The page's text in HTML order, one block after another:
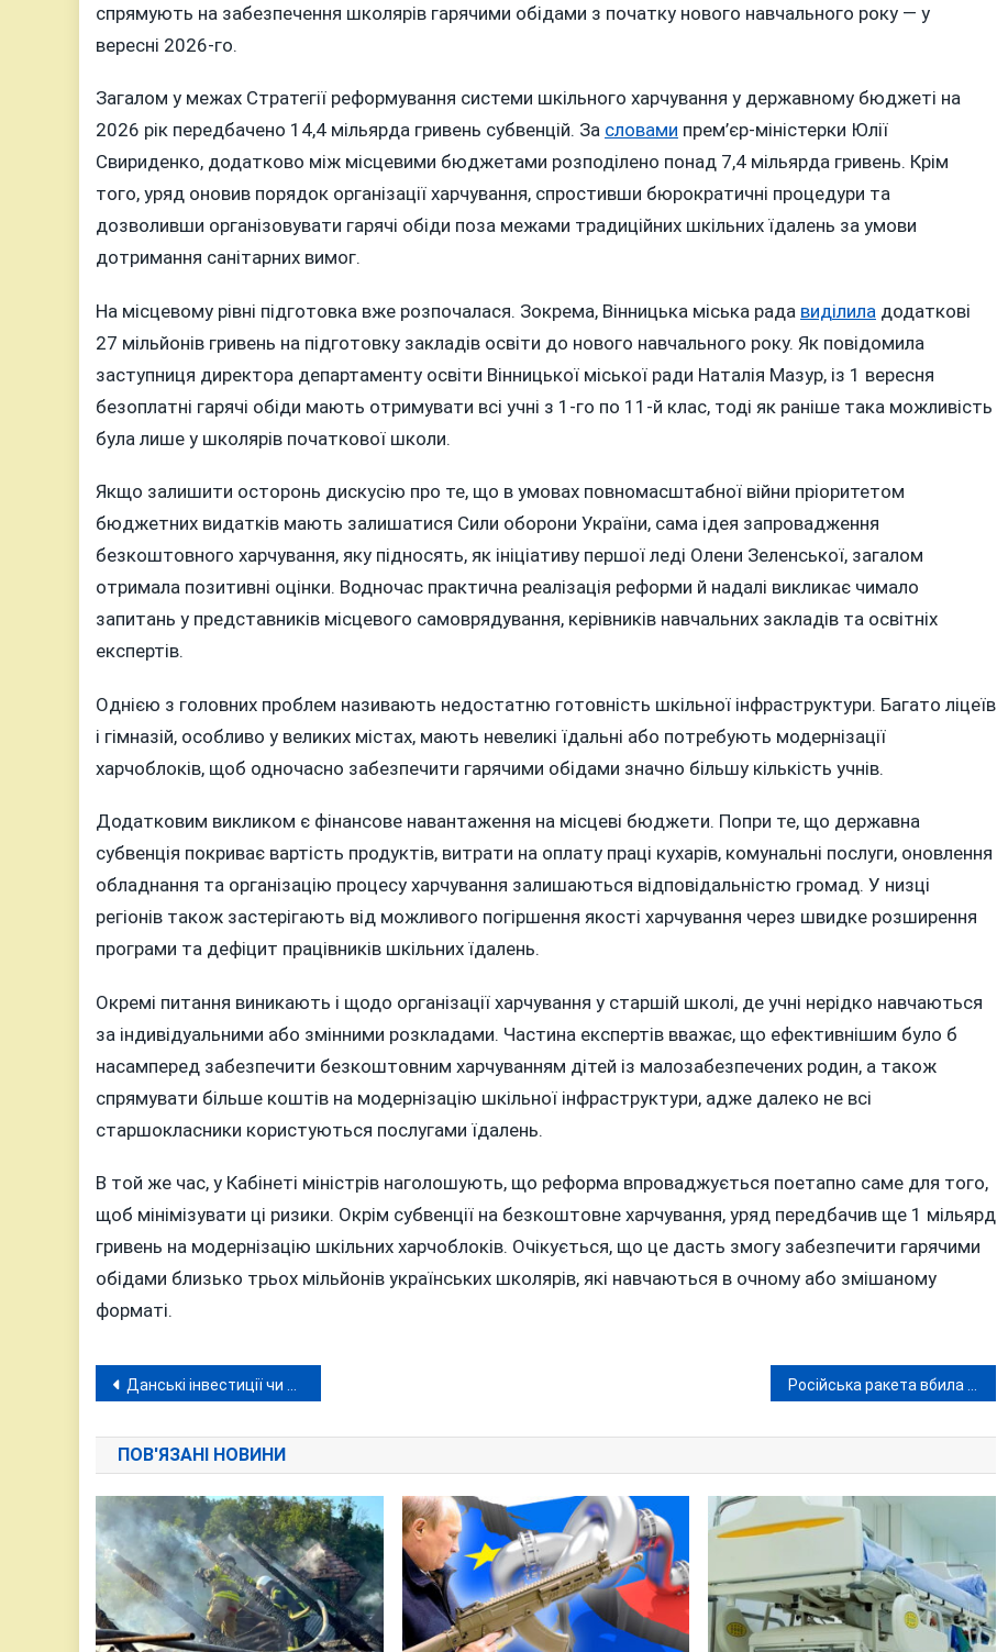
Обійдуться
У
364
спрямують на забезпечення школярів гарячими обідами з початку нового навчального року — у
вересні 2026-го.
Загалом у межах Стратегії реформування системи шкільного харчування у державному бюджеті на
2026 рік передбачено 14,4 мільярда гривень субвенцій. За словами прем’єр-міністерки Юлії
Свириденко, додатково між місцевими бюджетами розподілено понад 7,4 мільярда гривень. Крім
того, уряд оновив порядок організації харчування, спростивши бюрократичні процедури та
дозволивши організовувати гарячі обіди поза межами традиційних шкільних їдалень за умови
дотримання санітарних вимог.
На місцевому рівні підготовка вже розпочалася. Зокрема, Вінницька міська рада виділила додаткові
27 мільйонів гривень на підготовку закладів освіти до нового навчального року. Як повідомила
заступниця директора департаменту освіти Вінницької міської ради Наталія Мазур, із 1 вересня
безоплатні гарячі обіди мають отримувати всі учні з 1-го по 11-й клас, тоді як раніше така можливість
була лише у школярів початкової школи.
Якщо залишити осторонь дискусію про те, що в умовах повномасштабної війни пріоритетом
бюджетних видатків мають залишатися Сили оборони України, сама ідея запровадження
безкоштовного харчування, яку підносять, як ініціативу першої леді Олени Зеленської, загалом
отримала позитивні оцінки. Водночас практична реалізація реформи й надалі викликає чимало
запитань у представників місцевого самоврядування, керівників навчальних закладів та освітніх
експертів.
Однією з головних проблем називають недостатню готовність шкільної інфраструктури. Багато ліцеїв
і гімназій, особливо у великих містах, мають невеликі їдальні або потребують модернізації
харчоблоків, щоб одночасно забезпечити гарячими обідами значно більшу кількість учнів.
Додатковим викликом є фінансове навантаження на місцеві бюджети. Попри те, що державна
субвенція покриває вартість продуктів, витрати на оплату праці кухарів, комунальні послуги, оновлення
обладнання та організацію процесу харчування залишаються відповідальністю громад. У низці
регіонів також застерігають від можливого погіршення якості харчування через швидке розширення
програми та дефіцит працівників шкільних їдалень.
Окремі питання виникають і щодо організації харчування у старшій школі, де учні нерідко навчаються
за індивідуальними або змінними розкладами. Частина експертів вважає, що ефективнішим було б
насамперед забезпечити безкоштовним харчуванням дітей із малозабезпечених родин, а також
спрямувати більше коштів на модернізацію шкільної інфраструктури, адже далеко не всі
старшокласники користуються послугами їдалень.
В той же час, у Кабінеті міністрів наголошують, що реформа впроваджується поетапно саме для того,
щоб мінімізувати ці ризики. Окрім субвенції на безкоштовне харчування, уряд передбачив ще 1 мільярд
гривень на модернізацію шкільних харчоблоків. Очікується, що це дасть змогу забезпечити гарячими
обідами близько трьох мільйонів українських школярів, які навчаються в очному або змішаному
форматі.
Навігація
записів
Данські інвестиції чи лізинг: що приховує історія з новою комунальною технікою для Вінниці?
ПОВ'ЯЗАНІ НОВИНИ